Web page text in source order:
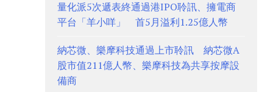
量化派5次遞表終通過港IPO聆訊、擁電商
平台「羊小咩」 首5月溢利1.25億人幣
納芯微、樂摩科技通過上市聆訊 納芯微A
股市值211億人幣、樂摩科技為共享按摩設
備商